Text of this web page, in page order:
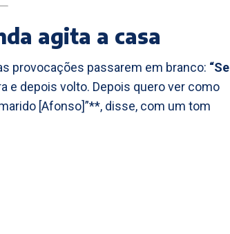
agita a casa
provocações passarem em branco: “Se
e depois volto. Depois quero ver como
[Afonso]”**, disse, com um tom